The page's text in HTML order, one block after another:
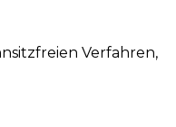
Verfahren,